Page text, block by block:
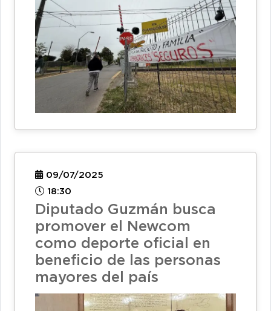
09/07/2025
18:30
Diputado Guzmán busca
promover el Newcom
como deporte oficial en
beneficio de las personas
mayores del país